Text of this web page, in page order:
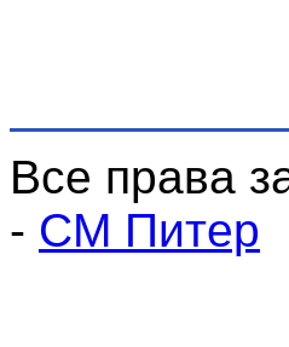
Все права
- СМ Питер